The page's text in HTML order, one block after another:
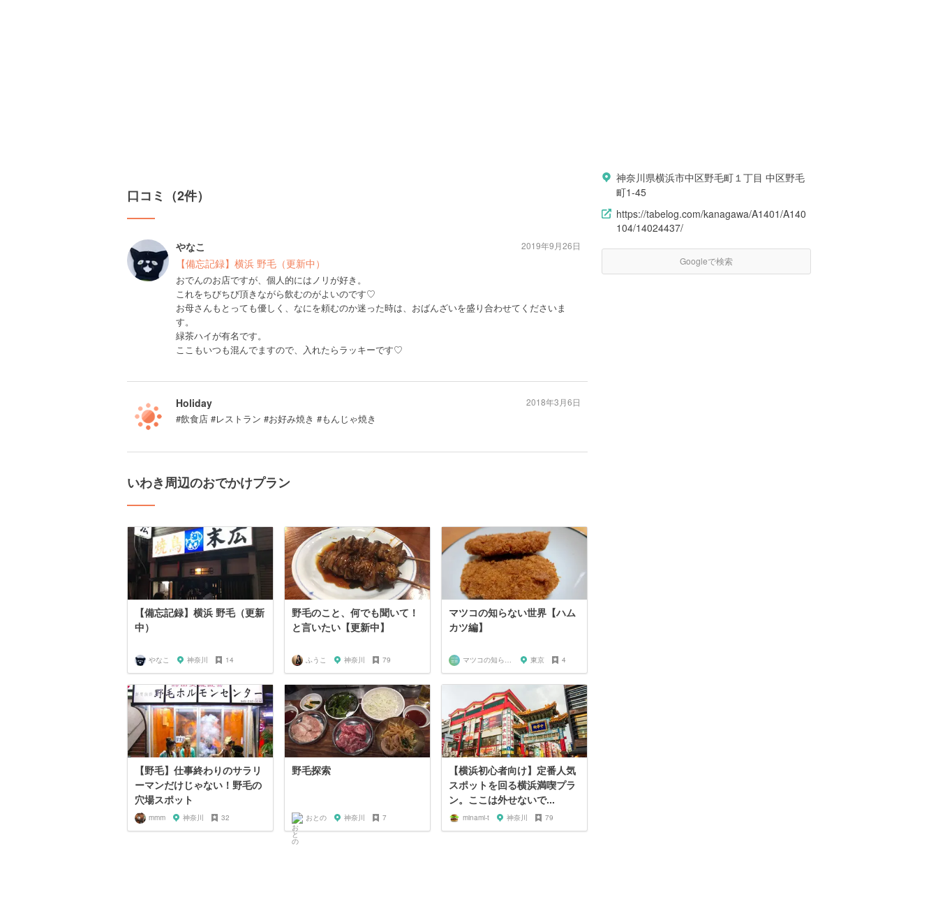
口コミ（2件）
やなこ
【備忘記録】横浜 野毛（更新中）
おでんのお店ですが、個人的にはノリが好き。
これをちびちび頂きながら飲むのがよいのです♡
お母さんもとっても優しく、なにを頼むのか迷った時は、おばんざいを盛り合わせてくださいま
す。
緑茶ハイが有名です。
ここもいつも混んでますので、入れたらラッキーです♡
2019年9月26日
Holiday
#飲食店 #レストラン #お好み焼き #もんじゃ焼き
2018年3月6日
いわき周辺のおでかけプラン
【備忘記録】横浜 野毛（更新
中）
やなこ 神奈川 14
野毛のこと、何でも聞いて！
と言いたい【更新中】
ふうこ 神奈川 79
マツコの知らない世界【ハム
カツ編】
マツコの知らない世界マニア 東京 4
【野毛】仕事終わりのサラリ
ーマンだけじゃない！野毛の
穴場スポット
mmm 神奈川 32
野毛探索
おとの 神奈川 7
【横浜初心者向け】定番人気
スポットを回る横浜満喫プラ
ン。ここは外せないで...
minami-t 神奈川 79
神奈川県横浜市中区野毛町１丁目 中区野毛
町1-45
https://tabelog.com/kanagawa/A1401/A140
104/14024437/
Googleで検索